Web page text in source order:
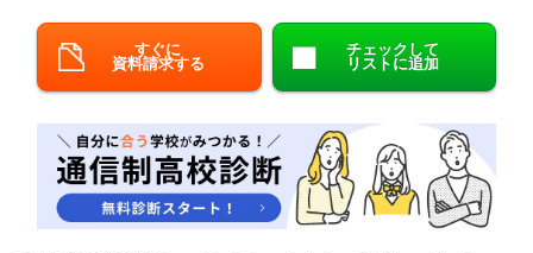
閉じる
すぐに
資料請求する
チェックして
リストに追加